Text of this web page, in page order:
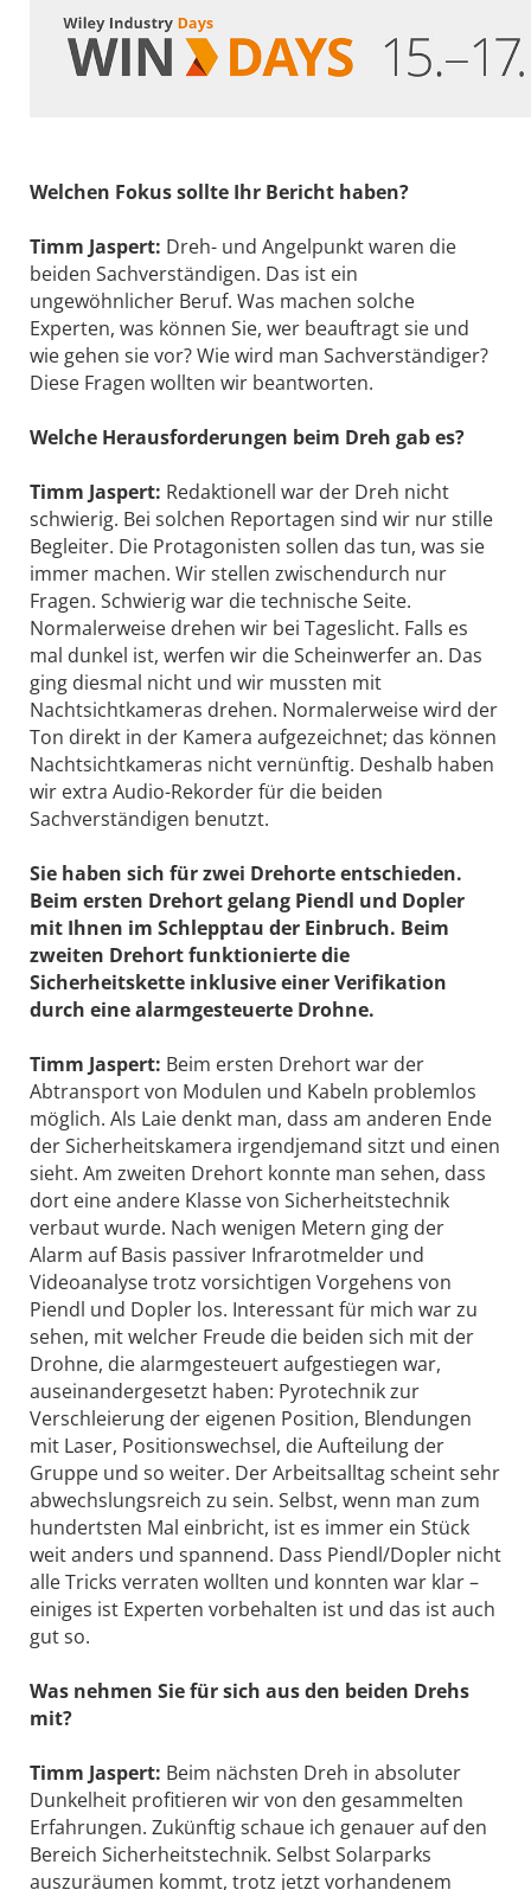
Welchen Fokus sollte Ihr Bericht haben?
Timm Jaspert: Dreh- und Angelpunkt waren die
beiden Sachverständigen. Das ist ein
ungewöhnlicher Beruf. Was machen solche
Experten, was können Sie, wer beauftragt sie und
wie gehen sie vor? Wie wird man Sachverständiger?
Diese Fragen wollten wir beantworten.
Welche Herausforderungen beim Dreh gab es?
Timm Jaspert: Redaktionell war der Dreh nicht
schwierig. Bei solchen Reportagen sind wir nur stille
Begleiter. Die Protagonisten sollen das tun, was sie
immer machen. Wir stellen zwischendurch nur
Fragen. Schwierig war die technische Seite.
Normalerweise drehen wir bei Tageslicht. Falls es
mal dunkel ist, werfen wir die Scheinwerfer an. Das
ging diesmal nicht und wir mussten mit
Nachtsichtkameras drehen. Normalerweise wird der
Ton direkt in der Kamera aufgezeichnet; das können
Nachtsichtkameras nicht vernünftig. Deshalb haben
wir extra Audio-Rekorder für die beiden
Sachverständigen benutzt.
Sie haben sich für zwei Drehorte entschieden.
Beim ersten Drehort gelang Piendl und Dopler
mit Ihnen im Schlepptau der Einbruch. Beim
zweiten Drehort funktionierte die
Sicherheitskette inklusive ­einer Verifikation
durch eine alarmgesteuerte Drohne.
Timm Jaspert: Beim ersten Drehort war der
Abtransport von Modulen und Kabeln problemlos
möglich. Als Laie denkt man, dass am anderen Ende
der Sicherheitskamera irgendjemand sitzt und einen
sieht. Am zweiten Drehort konnte man sehen, dass
dort eine andere Klasse von Sicherheitstechnik
verbaut wurde. Nach wenigen Metern ging der
Alarm auf Basis passiver Infrarotmelder und
Videoanalyse trotz vorsichtigen Vorgehens von
Piendl und Dopler los. Interessant für mich war zu
sehen, mit welcher Freude die beiden sich mit der
Drohne, die alarmgesteuert aufgestiegen war,
auseinandergesetzt haben: Pyrotechnik zur
Verschleierung der eigenen Position, Blendungen
mit Laser, Positionswechsel, die Aufteilung der
Gruppe und so weiter. Der Arbeitsalltag scheint sehr
abwechslungsreich zu sein. Selbst, wenn man zum
hundertsten Mal einbricht, ist es immer ein Stück
weit anders und spannend. Dass Piendl/Dopler nicht
alle Tricks verraten wollten und konnten war klar –
einiges ist Experten vorbehalten ist und das ist auch
gut so.
Was nehmen Sie für sich aus den beiden Drehs
mit?
Timm Jaspert: Beim nächsten Dreh in absoluter
Dunkelheit profitieren wir von den gesammelten
Erfahrungen. Zukünftig schaue ich genauer auf den
Bereich Sicherheitstechnik. Selbst Solarparks
auszuräumen kommt, trotz jetzt vorhandenem